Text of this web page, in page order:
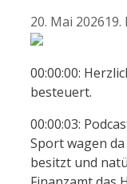
20. Mai 202619.
00:00:00:
besteuert.
00:00:03:
Sport wagen
besitzt und